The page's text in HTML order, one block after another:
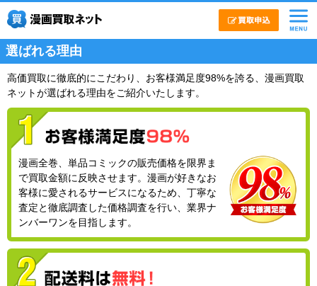
選ばれる理由
高価買取に徹底的にこだわり、お客様満足度98%を誇る、漫画買取
ネットが選ばれる理由をご紹介いたします。
漫画全巻、単品コミックの販売価格を限界ま
で買取金額に反映させます。漫画が好きなお
客様に愛されるサービスになるため、丁寧な
査定と徹底調査した価格調査を行い、業界ナ
ンバーワンを目指します。